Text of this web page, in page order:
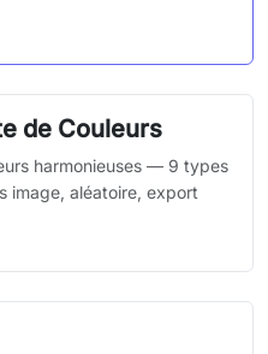
de Couleurs
harmonieuses — 9 types
image, aléatoire, export